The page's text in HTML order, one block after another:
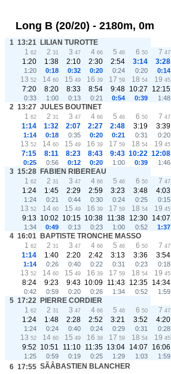
Long B (20/20) - 2180m, 0m
1 13:21 LILIAN TUROTTE
1 62 2 31 3 47 4 66 5 46 6 50 7 47
1:20
1:38 2:10 2:30 2:54 3:14 3:28
1:20 0:18 0:32 0:20 0:24 0:20 0:14
13 52 14 60 15 49 16 39 17 59 18 54 19 45
7:20 8:20 8:33 8:54 9:48 10:27 12:15
0:33 1:00 0:13 0:21 0:54 0:39 1:48
2 13:27 JULES BOUTINET
1 62 2 31 3 47 4 66 5 46 6 50 7 47
1:14
1:32 2:07 2:27 2:48 3:19 3:39
1:14 0:18 0:35 0:20 0:21 0:31 0:20
13 52 14 60 15 49 16 39 17 59 18 54 19 45
7:15 8:11 8:23 8:43 9:43 10:22 12:08
0:25 0:56 0:12 0:20 1:00 0:39 1:46
3 15:28 FABIEN RIBEREAU
1 62 2 31 3 47 4 66 5 46 6 50 7 47
1:24
1:45 2:29 2:59 3:23 3:48 4:03
1:24 0:21 0:44 0:30 0:24 0:25 0:15
13 52 14 60 15 49 16 39 17 59 18 54 19 45
9:13 10:02 10:15 10:38 11:38 12:30 14:07
1:34 0:49 0:13 0:23 1:00 0:52 1:37
4 16:01 BAPTISTE TRONCHE MASSO
1 62 2 31 3 47 4 66 5 46 6 50 7 47
1:14
1:40 2:20 2:42 3:13 3:36 3:54
1:14 0:26 0:40 0:22 0:31 0:23 0:18
13 52 14 60 15 49 16 39 17 59 18 54 19 45
8:24 9:23 9:43 10:09 11:43 12:35 14:34
0:42 0:59 0:20 0:26 1:34 0:52 1:59
5 17:22 PIERRE CORDIER
1 62 2 31 3 47 4 66 5 46 6 50 7 47
1:24
1:48 2:28 2:52 3:21 3:52 4:20
1:24 0:24 0:40 0:24 0:29 0:31 0:28
13 52 14 60 15 49 16 39 17 59 18 54 19 45
9:52 10:51 11:10 11:35 13:04 14:07 16:06
1:25 0:59 0:19 0:25 1:29 1:03 1:59
6 17:55 SÃÂBASTIEN BLANCHER